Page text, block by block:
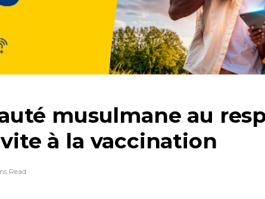
musulmane au
à la vaccination
Read